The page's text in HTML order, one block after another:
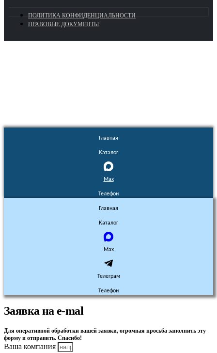
ПОЛИТИКА КОНФИДЕНЦИАЛЬНОСТИ
ПРАВОВЫЕ ДОКУМЕНТЫ
Главная
Каталог
Max
Телефон
Главная
Каталог
Max
Телеграм
Телефон
Заявка на e-mal
Для оперативной обработки вашей заявки, огромная просьба заполнить эту
форму и отправить. Спасибо!
Ваша компания